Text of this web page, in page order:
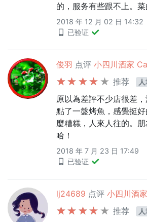
的，服务有些跟不上。菜
2018 年 12 月 02 日 14:32
已验证
俊羽 点评 小四川酒家
推荐
原以為差評不少店很差
點了一盤烤魚，感覺挺
麼糟糕，人來人往的。
哈！
2018 年 7 月 23 日 17:49
已验证
lj24689 点评 小四川酒
推荐